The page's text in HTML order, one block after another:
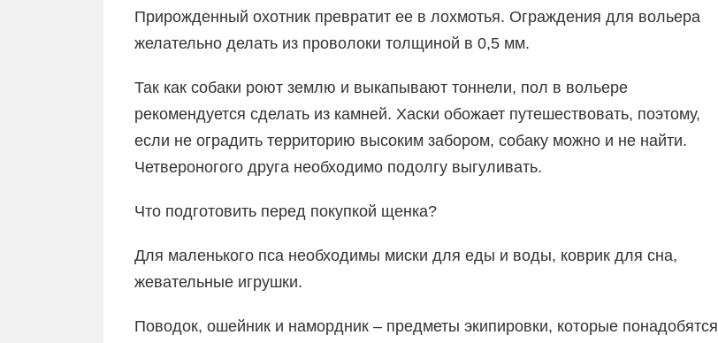
Прирожденный охотник превратит ее в лохмотья. Ограждения для вольера
желательно делать из проволоки толщиной в 0,5 мм.
Так как собаки роют землю и выкапывают тоннели, пол в вольере
рекомендуется сделать из камней. Хаски обожает путешествовать, поэтому,
если не оградить территорию высоким забором, собаку можно и не найти.
Четвероногого друга необходимо подолгу выгуливать.
Что подготовить перед покупкой щенка?
Для маленького пса необходимы миски для еды и воды, коврик для сна,
жевательные игрушки.
Поводок, ошейник и намордник – предметы экипировки, которые понадобятся